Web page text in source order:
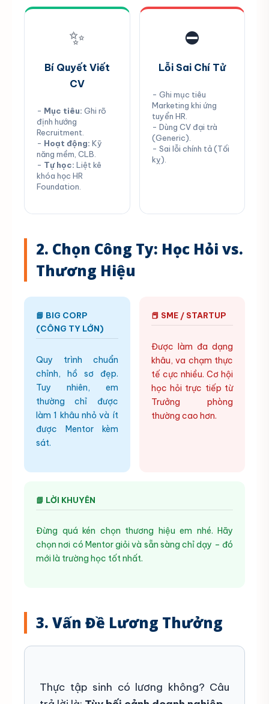
✨
Bí Quyết Viết
CV
- Mục tiêu: Ghi rõ
định hướng
Recruitment.
- Hoạt động: Kỹ
năng mềm, CLB.
- Tự học: Liệt kê
khóa học HR
Foundation.
⛔
Lỗi Sai Chí Tử
- Ghi mục tiêu
Marketing khi ứng
tuyển HR.
- Dùng CV đại trà
(Generic).
- Sai lỗi chính tả (Tối
kỵ).
2. Chọn Công Ty: Học Hỏi vs.
Thương Hiệu
📘 BIG CORP
(CÔNG TY LỚN)
Quy trình chuẩn
chỉnh, hồ sơ đẹp.
Tuy nhiên, em
thường chỉ được
làm 1 khâu nhỏ và ít
được Mentor kèm
sát.
📕 SME / STARTUP
Được làm đa dạng
khâu, va chạm thực
tế cực nhiều. Cơ hội
học hỏi trực tiếp từ
Trưởng phòng
thường cao hơn.
📗 LỜI KHUYÊN
Đừng quá kén chọn thương hiệu em nhé. Hãy
chọn nơi có Mentor giỏi và sẵn sàng chỉ dạy – đó
mới là trường học tốt nhất.
3. Vấn Đề Lương Thưởng
Thực tập sinh có lương không? Câu